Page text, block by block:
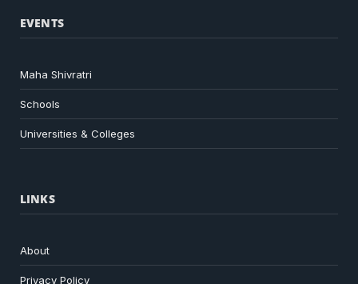
EVENTS
Maha Shivratri
Schools
Universities & Colleges
LINKS
About
Privacy Policy